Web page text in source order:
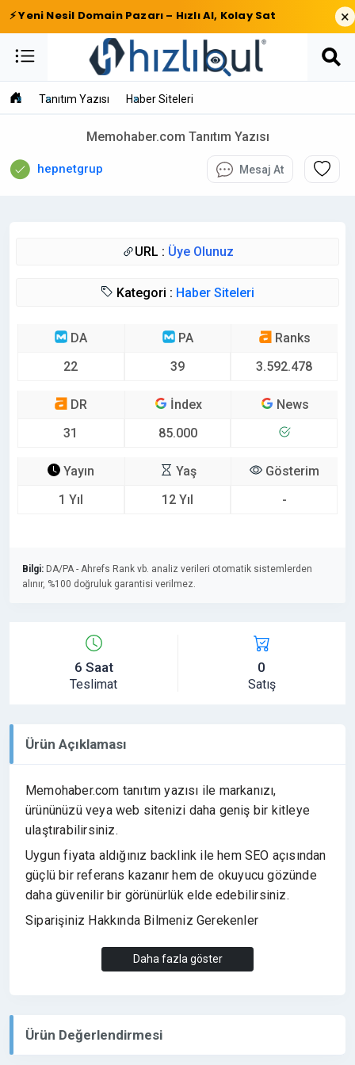
⚡ Yeni Nesil Domain Pazarı – Hızlı Al, Kolay Sat ×
Tanıtım Yazısı Haber Siteleri
Memohaber.com Tanıtım Yazısı
hepnetgrup Mesaj At
URL : Üye Olunuz
Kategori : Haber Siteleri
DA
22
PA
39
Ranks
3.592.478
DR
31
İndex
85.000
News
Yayın
1 Yıl
Yaş
12 Yıl
Gösterim
-
Bilgi: DA/PA - Ahrefs Rank vb. analiz verileri otomatik sistemlerden
alınır, %100 doğruluk garantisi verilmez.
6 Saat
Teslimat
0
Satış
Ürün Açıklaması
Memohaber.com tanıtım yazısı ile markanızı,
ürününüzü veya web sitenizi daha geniş bir kitleye
ulaştırabilirsiniz.
Uygun fiyata aldığınız backlink ile hem SEO açısından
güçlü bir referans kazanır hem de okuyucu gözünde
daha güvenilir bir görünürlük elde edebilirsiniz.
Siparişiniz Hakkında Bilmeniz Gerekenler
Tanıtım yazınızda
3 adet
ekleyebilirsiniz.
Metin içinde marka ismi, ürün ismi veya anahtar
kelime üzerinden link verebilirsiniz.
Daha fazla göster
Ürün Değerlendirmesi